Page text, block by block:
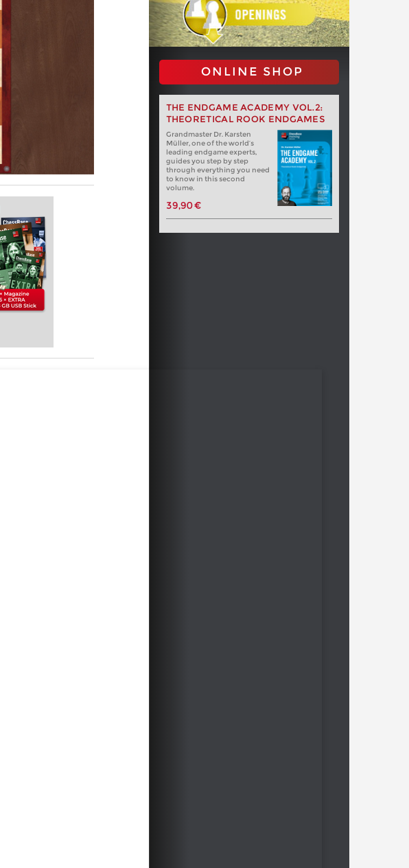
ONLINE SHOP
THE ENDGAME ACADEMY VOL.2:
THEORETICAL ROOK ENDGAMES
Grandmaster Dr. Karsten
Müller, one of the world’s
leading endgame experts,
guides you step by step
through everything you need
to know in this second
volume.
39,90 €